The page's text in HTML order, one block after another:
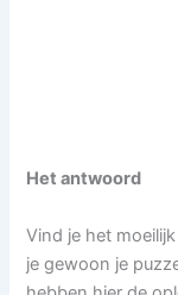
Het antwoord
Vind je het
je gewoon je